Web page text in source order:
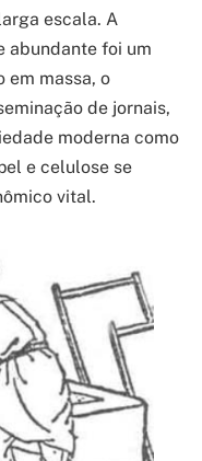
escala. A
abundante foi um
em massa, o
de jornais,
moderna como
e celulose se
vital.